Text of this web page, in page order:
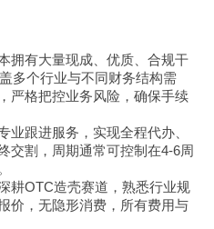
拥有大量现成、优质、合规干
多个行业与不同财务结构需
严格把控业务风险，确保手续
业跟进服务，实现全程代办、
交割，周期通常可控制在4-6周
耕OTC造壳赛道，熟悉行业规
价，无隐形消费，所有费用与